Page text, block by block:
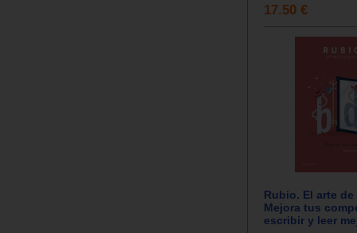
17.50 €
Rubio. El arte de
Mejora tus
escribir y leer